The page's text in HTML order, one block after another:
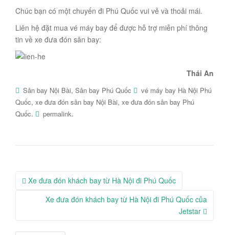
Chúc bạn có một chuyến đi Phú Quốc vui vẻ và thoải mái.
Liên hệ đặt mua vé máy bay để được hỗ trợ miễn phí thông
tin về xe đưa đón sân bay:
Thái An
Sân bay Nội Bài, Sân bay Phú Quốc
vé máy bay Hà Nội Phú
Quốc, xe đưa đón sân bay Nội Bài, xe đưa đón sân bay Phú
Quốc. permalink.
Post
navigation
Xe đưa đón khách bay từ Hà Nội đi Phú Quốc
Xe đưa đón khách bay từ Hà Nội đi Phú Quốc của
Jetstar